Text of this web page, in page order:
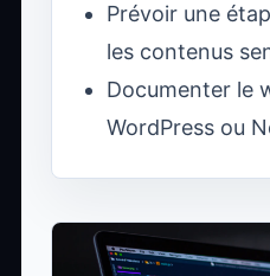
Prévoir une
les contenus
Documenter le
WordPress ou